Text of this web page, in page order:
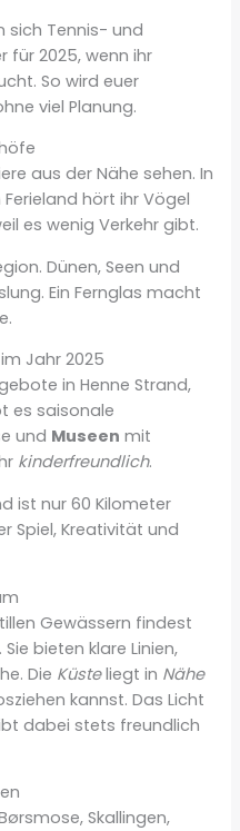
sich Tennis- und
für 2025, wenn ihr
So wird euer
viel Planung.
aus der Nähe sehen. In
hört ihr Vögel
es wenig Verkehr gibt.
Dünen, Seen und
Ein Fernglas macht
Jahr 2025
in Henne Strand,
es saisonale
und Museen mit
kinderfreundlich.
ist nur 60 Kilometer
Spiel, Kreativität und
Gewässern findest
. Sie bieten klare Linien,
Die Küsteliegt in Nähe
kannst. Das Licht
dabei stets freundlich
Skallingen,